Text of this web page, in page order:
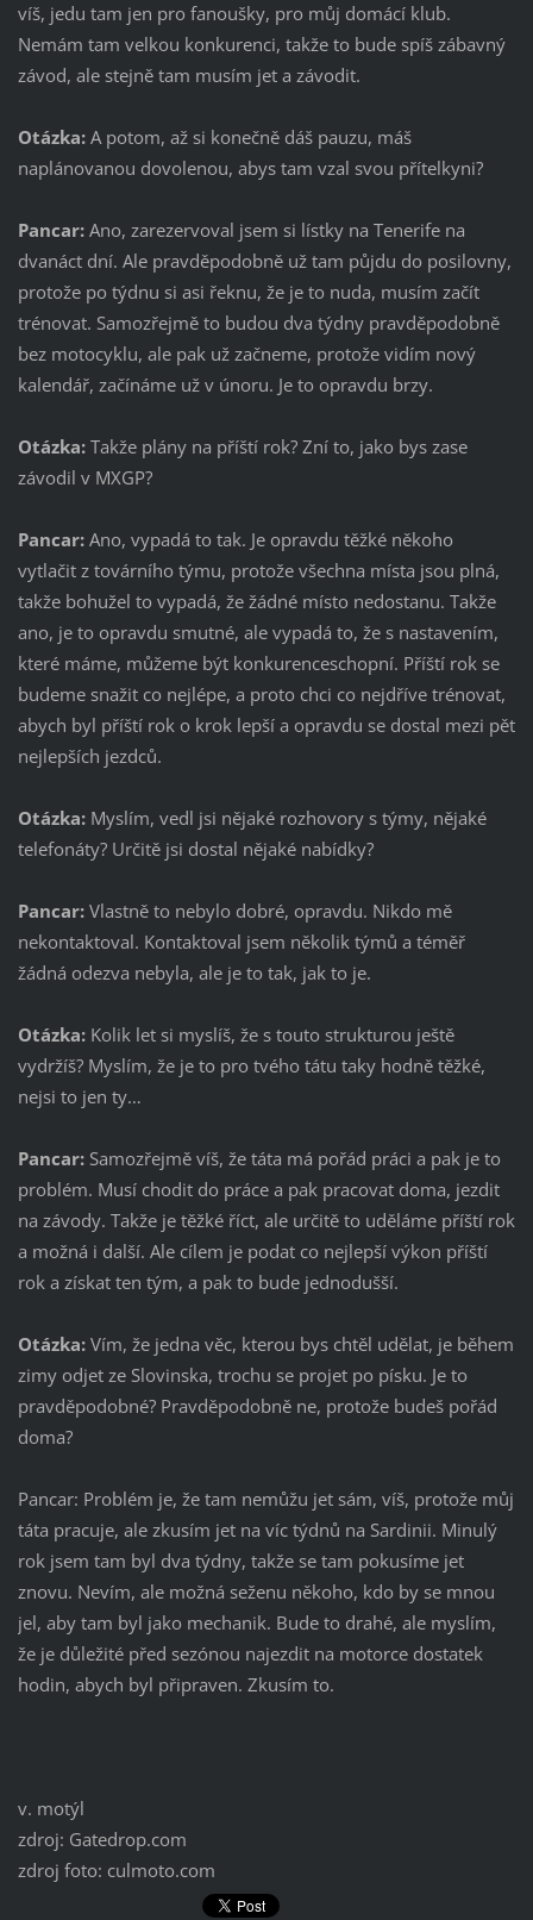
víš, jedu tam jen pro fanoušky, pro můj domácí klub.
Nemám tam velkou konkurenci, takže to bude spíš zábavný
závod, ale stejně tam musím jet a závodit.
Otázka:A potom, až si konečně dáš pauzu, máš
naplánovanou dovolenou, abys tam vzal svou přítelkyni?
Pancar: Ano, zarezervoval jsem si lístky na Tenerife na
dvanáct dní. Ale pravděpodobně už tam půjdu do posilovny,
protože po týdnu si asi řeknu, že je to nuda, musím začít
trénovat. Samozřejmě to budou dva týdny pravděpodobně
bez motocyklu, ale pak už začneme, protože vidím nový
kalendář, začínáme už v únoru. Je to opravdu brzy.
Otázka:Takže plány na příští rok? Zní to, jako bys zase
závodil v MXGP?
Pancar:Ano, vypadá to tak. Je opravdu těžké někoho
vytlačit z továrního týmu, protože všechna místa jsou plná,
takže bohužel to vypadá, že žádné místo nedostanu. Takže
ano, je to opravdu smutné, ale vypadá to, že s nastavením,
které máme, můžeme být konkurenceschopní. Příští rok se
budeme snažit co nejlépe, a proto chci co nejdříve trénovat,
abych byl příští rok o krok lepší a opravdu se dostal mezi pět
nejlepších jezdců.
Otázka: Myslím, vedl jsi nějaké rozhovory s týmy, nějaké
telefonáty? Určitě jsi dostal nějaké nabídky?
Pancar: Vlastně to nebylo dobré, opravdu. Nikdo mě
nekontaktoval. Kontaktoval jsem několik týmů a téměř
žádná odezva nebyla, ale je to tak, jak to je.
Otázka:Kolik let si myslíš, že s touto strukturou ještě
vydržíš? Myslím, že je to pro tvého tátu taky hodně těžké,
nejsi to jen ty…
Pancar: Samozřejmě víš, že táta má pořád práci a pak je to
problém. Musí chodit do práce a pak pracovat doma, jezdit
na závody. Takže je těžké říct, ale určitě to uděláme příští rok
a možná i další. Ale cílem je podat co nejlepší výkon příští
rok a získat ten tým, a pak to bude jednodušší.
Otázka: Vím, že jedna věc, kterou bys chtěl udělat, je během
zimy odjet ze Slovinska, trochu se projet po písku. Je to
pravděpodobné? Pravděpodobně ne, protože budeš pořád
doma?
Pancar: Problém je, že tam nemůžu jet sám, víš, protože můj
táta pracuje, ale zkusím jet na víc týdnů na Sardinii. Minulý
rok jsem tam byl dva týdny, takže se tam pokusíme jet
znovu. Nevím, ale možná seženu někoho, kdo by se mnou
jel, aby tam byl jako mechanik. Bude to drahé, ale myslím,
že je důležité před sezónou najezdit na motorce dostatek
hodin, abych byl připraven. Zkusím to.
v. motýl
zdroj: Gatedrop.com
zdroj foto: culmoto.com